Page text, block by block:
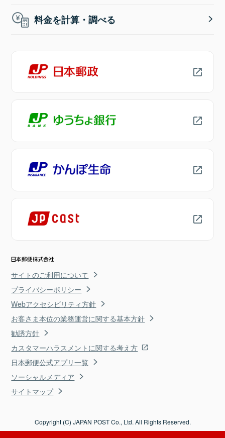
料金を計算・調べる
サイトのご利用について
プライバシーポリシー
Webアクセシビリティ方針
お客さま本位の業務運営に関する基本方針
勧誘方針
カスタマーハラスメントに関する考え方
日本郵便公式アプリ一覧
ソーシャルメディア
サイトマップ
Copyright (C) JAPAN POST Co., Ltd. All Rights Reserved.